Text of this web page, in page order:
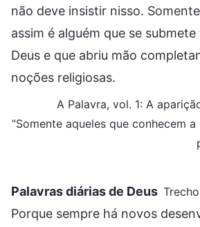
não deve insistir nisso.
assim é alguém que se
Deus e que abriu mão
noções religiosas.
A Palavra, vol. 1: A
“Somente aqueles que conhecem
Palavras diárias de Deus
Porque sempre há novos